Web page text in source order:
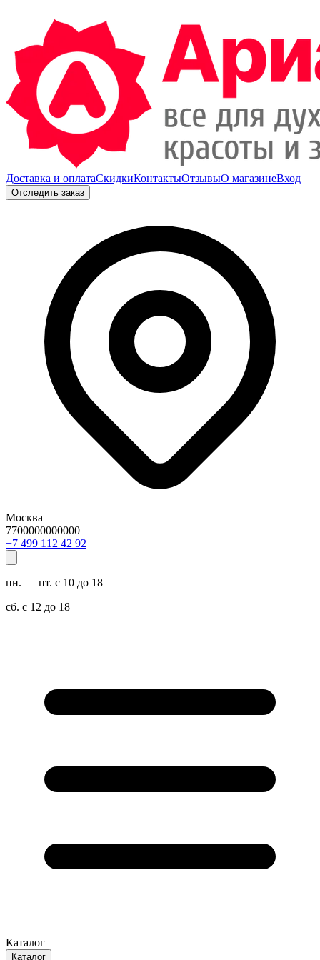
Доставка и оплатаСкидкиКонтактыОтзывыО магазинеВход
Отследить заказ
Москва
7700000000000
29 24 211 994 7+
пн. — пт. с 10 до 18
сб. с 12 до 18
Каталог
Каталог